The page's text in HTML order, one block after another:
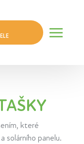
které
solárního panelu.